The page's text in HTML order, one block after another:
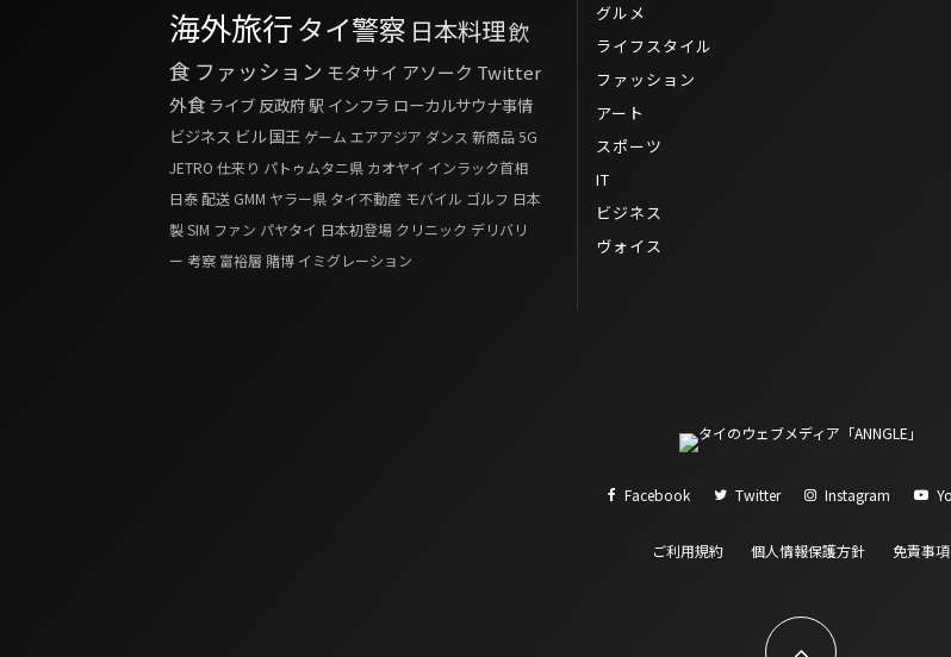
海外旅行タイ警察 日本料理飲
食 ファッション モタサイ アソーク Twitter
外食 ライブ 反政府駅 インフラ ローカルサウナ事情
ビジネス ビル国王 ゲーム エアアジア ダンス 新商品5G
JETRO 仕来り パトゥムタニ県 カオヤイ インラック首相
日泰配送 GMM ヤラー県 タイ不動産 モバイル ゴルフ 日本
製SIM ファン パヤタイ 日本初登場 クリニック デリバリ
ー 考察 富裕層 賭博 イミグレーション
グルメ
ライフスタイル
ファッション
アート
スポーツ
IT
ビジネス
ヴォイス
Facebook Twitter Instagram
ご利用規約 個人情報保護方針 免責事項